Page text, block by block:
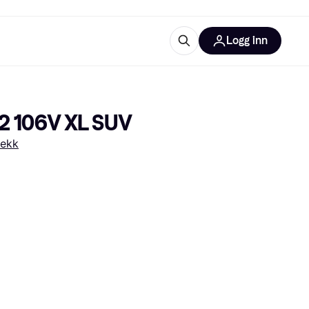
Logg inn
106V XL SUV